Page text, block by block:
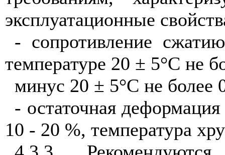
эксплуатационные
- сопротивление
температуре 20 ± 5°С не
минус 20 ± 5°С не
- остаточная
10 - 20 %, температура